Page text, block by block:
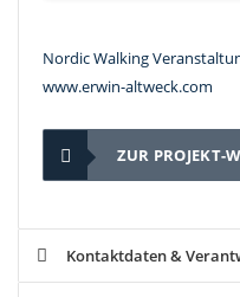
Nordic Walking
www.erwin-altweck.com
ZUR PROJEKT-
Kontaktdaten &